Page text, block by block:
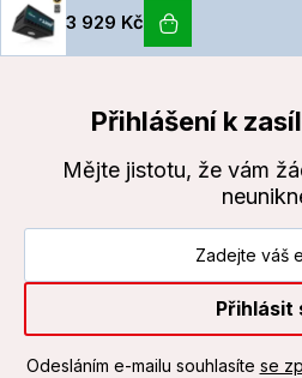
3 929 Kč
Přihlášení k
Mějte jistotu, že vám
Přihlásit
Odesláním e-mailu souhlasíte se